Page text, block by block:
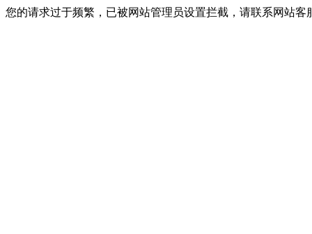
您的请求过于频繁，已被网站管理员设置拦截，请联系网站客